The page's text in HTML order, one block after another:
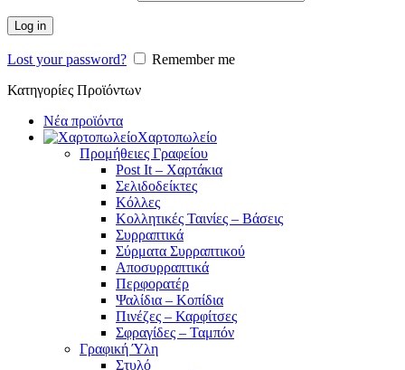
Log in
Lost your password?
Remember me
Κατηγορίες Προϊόντων
Νέα προϊόντα
Χαρτοπωλείο
Προμήθειες Γραφείου
Post It – Χαρτάκια
Σελιδοδείκτες
Κόλλες
Κολλητικές Ταινίες – Βάσεις
Συρραπτικά
Σύρματα Συρραπτικού
Αποσυρραπτικά
Περφορατέρ
Ψαλίδια – Κοπίδια
Πινέζες – Καρφίτσες
Σφραγίδες – Ταμπόν
Γραφική Ύλη
Στυλό